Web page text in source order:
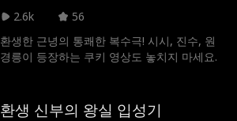
2.6k
56
환생한 근녕의 통쾌한 복수극! 시시, 진수, 원
경릉이 등장하는 쿠키 영상도 놓치지 마세요.
환생 신부의 왕실 입성기